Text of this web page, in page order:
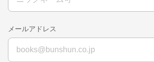
メールアドレス